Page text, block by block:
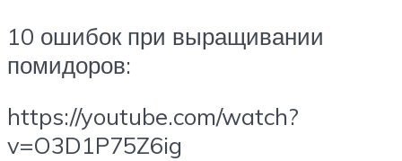
10 ошибок при выращивании
помидоров:
https://youtube.com/watch?
v=O3D1P75Z6ig